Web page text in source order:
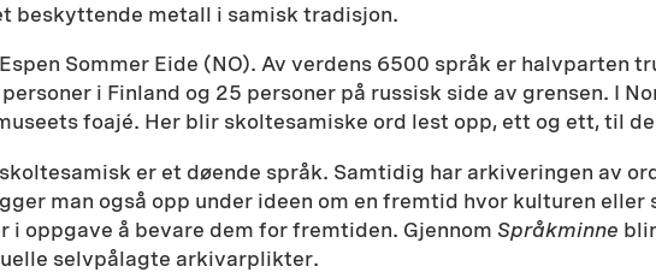
beskyttende metall i samisk tradisjon.
Sommer Eide (NO). Av verdens 6500 språk er halvparten
i Finland og 25 personer på russisk side av grensen. I
foajé. Her blir skoltesamiske ord lest opp, ett og ett, til
er et døende språk. Samtidig har arkiveringen av
man også opp under ideen om en fremtid hvor kulturen eller
oppgave å bevare dem for fremtiden. Gjennom Språkminne
selvpålagte arkivarplikter.